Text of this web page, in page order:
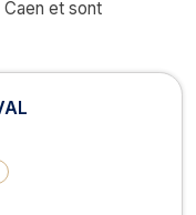
Caen et sont
mutuel